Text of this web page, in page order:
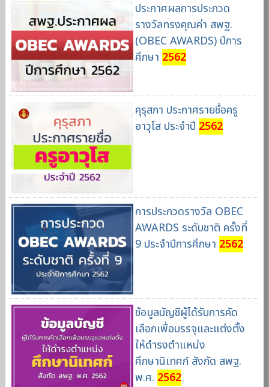
ประกาศผลการประกวด
รางวัลทรงคุณค่า สพฐ.
(OBEC AWARDS) ปีการ
ศึกษา 2562
คุรุสภา ประกาศรายชื่อครู
อาวุโส ประจำปี 2562
การประกวดรางวัล OBEC
AWARDS ระดับชาติ ครั้งที่
9 ประจำปีการศึกษา 2562
ข้อมูลบัญชีผู้ได้รับการคัด
เลือกเพื่อบรรจุและแต่งตั้ง
ให้ดำรงตำแหน่ง
ศึกษานิเทศก์ สังกัด สพฐ.
พ.ศ. 2562